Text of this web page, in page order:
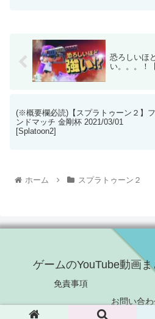
恐ろしいほ
い。。。！
(※概要欄必読)【スプラトゥーン２】
ンドマッチ 金剛杯 2021/03/01
[Splatoon2]
ホーム スプラトゥーン２
ゲームのYouTube動画
免責事項
お問い合